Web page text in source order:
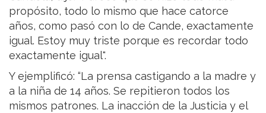
propósito, todo lo mismo que hace catorce
años, como pasó con lo de Cande, exactamente
igual. Estoy muy triste porque es recordar todo
exactamente igual".
Y ejemplificó: “La prensa castigando a la madre y
a la niña de 14 años. Se repitieron todos los
mismos patrones. La inacción de la Justicia y el